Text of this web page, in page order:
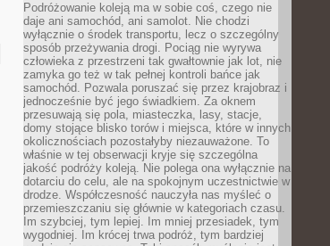
Podróżowanie koleją ma w sobie coś, czego nie
daje ani samochód, ani samolot. Nie chodzi
wyłącznie o środek transportu, lecz o szczególny
sposób przeżywania drogi. Pociąg nie wyrywa
człowieka z przestrzeni tak gwałtownie jak lot, nie
zamyka go też w tak pełnej kontroli bańce jak
samochód. Pozwala poruszać się przez krajobraz i
jednocześnie być jego świadkiem. Za oknem
przesuwają się pola, miasteczka, lasy, stacje,
domy stojące blisko torów i miejsca, które w innych
okolicznościach pozostałyby niezauważone. To
właśnie w tej obserwacji kryje się szczególna
jakość podróży koleją. Nie polega ona wyłącznie na
dotarciu do celu, ale na spokojnym uczestnictwie w
drodze. Współczesność nauczyła nas myśleć o
przemieszczaniu się głównie w kategoriach czasu.
Im szybciej, tym lepiej. Im mniej przesiadek, tym
wygodniej. Im krócej trwa podróż, tym bardziej